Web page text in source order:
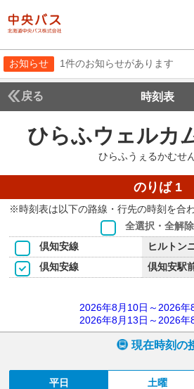
お知らせ 1件のお知らせがあります
戻る 時刻表
ひらふウェルカ
ひらふうぇるかむせ
のりば 1
※時刻表は以下の路線・行先の時刻を合
全選択・全解除
倶知安線
ヒルトン
倶知安線
倶知安駅
2026年8月10日～2026年
2026年8月13日～2026年
現在時刻の
平日 土曜